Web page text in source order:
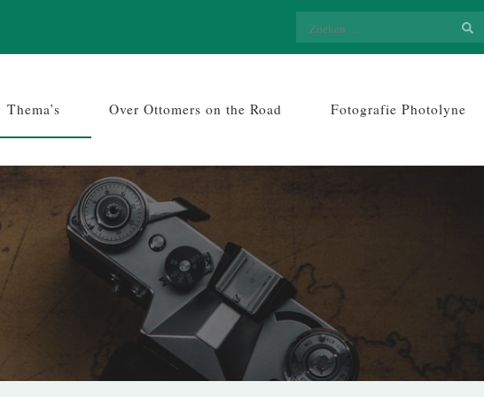
Zoeken
naar:
Thema’s Over Ottomers on the Road Fotografie Photolyne